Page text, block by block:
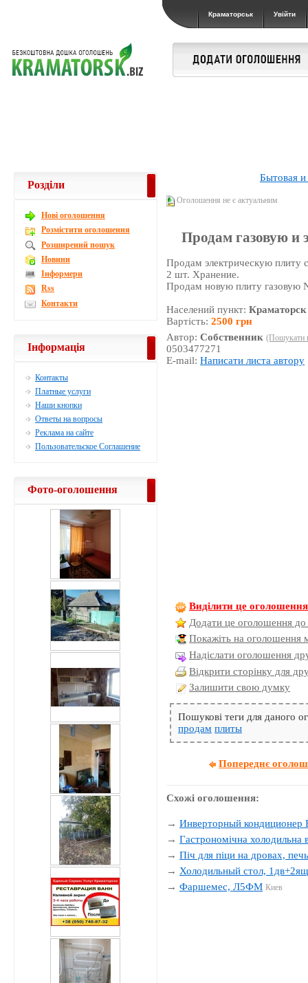
Краматорськ Увійти
Бытовая и
Оголошення не є актуальним
Продам газовую и
Продам электрическую плиту
2 шт. Хранение.
Продам новую плиту газовую
Населений пункт:Краматорск
Вартість:2500 грн
Автор:Собственник (Пошукати
0503477271
E-mail:Написати листа автору
Виділити це оголошення
Додати це оголошення до
Покажіть на оголошення
Надіслати оголошення
Відкрити сторінку для
Залишити свою думку
Пошукові теги для даного
продам плиты
Попереднє
Схожі оголошення:
→Инверторный кондиционер
→Гастрономічна холодильна
→Піч для піци на дровах,
→ Холодильный стол,
→Фаршемес, Л5ФМ Киев
Розділи
Новi оголошення
Розмістити оголошення
Розширений пошук
Новини
Інформери
Rss
Контакти
Інформація
Контакты
Платные услуги
Наши кнопки
Ответы на вопросы
Реклама на сайте
Пользовательское Соглашение
Фото-оголошення